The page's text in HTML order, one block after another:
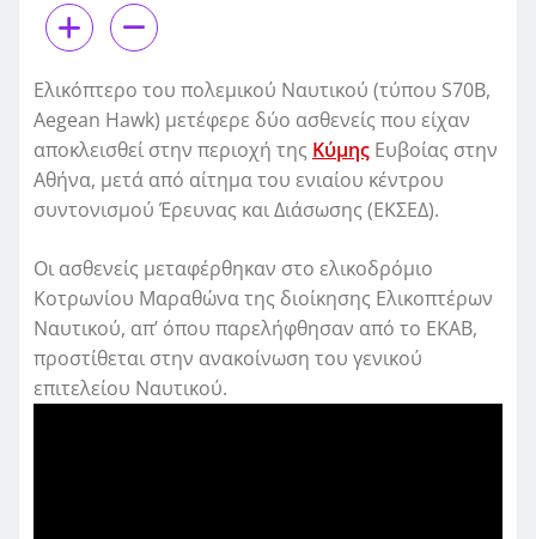
Ελικόπτερο του πολεμικού Ναυτικού (τύπου S70B,
Aegean Hawk) μετέφερε δύο ασθενείς που είχαν
αποκλεισθεί στην περιοχή της Κύμης Ευβοίας στην
Αθήνα, μετά από αίτημα του ενιαίου κέντρου
συντονισμού Έρευνας και Διάσωσης (ΕΚΣΕΔ).
Οι ασθενείς μεταφέρθηκαν στο ελικοδρόμιο
Κοτρωνίου Μαραθώνα της διοίκησης Ελικοπτέρων
Ναυτικού, απ’ όπου παρελήφθησαν από το ΕΚΑΒ,
προστίθεται στην ανακοίνωση του γενικού
επιτελείου Ναυτικού.